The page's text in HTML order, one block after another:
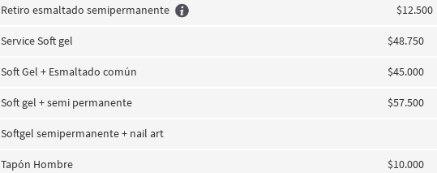
Retiro esmaltado semipermanente $12.500
Service Soft gel $48.750
Soft Gel + Esmaltado común $45.000
Soft gel + semi permanente $57.500
Softgel semipermanente + nail art
Tapón Hombre $10.000